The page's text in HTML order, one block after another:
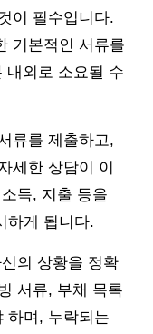
이 필수입니다.
기본적인 서류를
내외로 소요될 수
류를 제출하고,
세한 상담이 이
득, 지출 등을
하게 됩니다.
의 상황을 정확
서류, 부채 목록
하며, 누락되는